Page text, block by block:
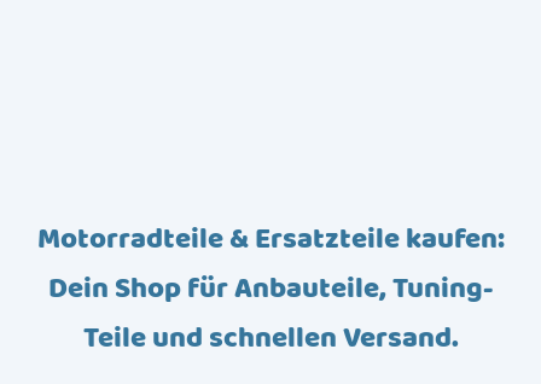
Motorradteile & Ersatzteile kaufen:
Dein Shop für Anbauteile, Tuning-
Teile und schnellen Versand.